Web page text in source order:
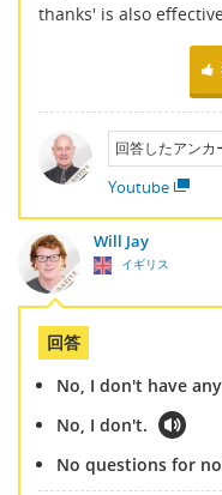
thanks' is also
回答したアンカ
Youtube
Will Jay
イギリス
回答
No, I don't have
No, I don't.
No questions for